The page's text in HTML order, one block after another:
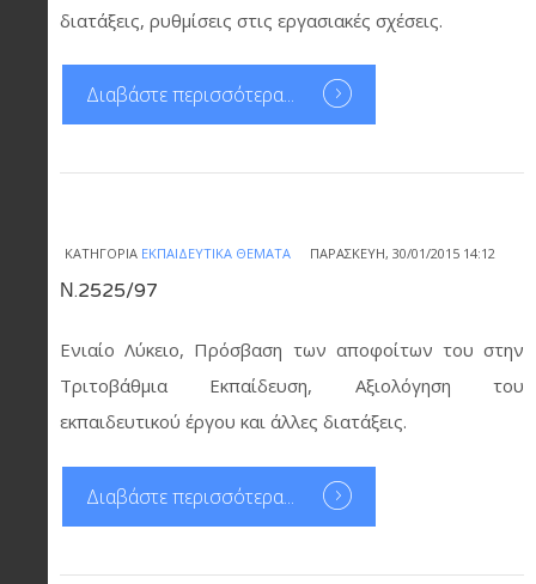
διατάξεις, ρυθμίσεις στις εργασιακές σχέσεις.
Διαβάστε περισσότερα...
ΚΑΤΗΓΟΡΊΑ ΕΚΠΑΙΔΕΥΤΙΚΆ ΘΈΜΑΤΑ ΠΑΡΑΣΚΕΥΉ, 30/01/2015 14:12
Ν.2525/97
Ενιαίο Λύκειο, Πρόσβαση των αποφοίτων του στην
Τριτοβάθμια Εκπαίδευση, Αξιολόγηση του
εκπαιδευτικού έργου και άλλες διατάξεις.
Διαβάστε περισσότερα...